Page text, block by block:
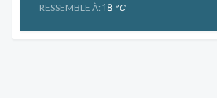
RESSEMBLE À: 18 °C